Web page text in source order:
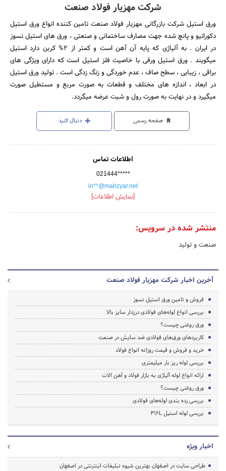
شرکت مهزیار فولاد صنعت
ورق استیل شرکت بازرگانی مهزیار فولاد صنعت تامین کننده انواع ورق استیل
دکوراتیو و پانچ شده جهت مصارف ساختمانی و صنعتی ، ورق های استیل نسوز
در ایران . به آلیاژی که پایه آن آهن است و کمتر از 2% کربن دارد استیل
میگویند . ورق استیل ورقی با خاصیت فلز استیل است که دارای ویژگی های
براقی ، زیبایی ، سطح صاف ، عدم خوردگی و زنگ زدگی است . تولید ورق استیل
در ابعاد ، اندازه های مختلف و قطعات به صورت مربع و مستطیل صورت
میگیرد و در نهایت به صورت رول و شیت عرضه میگردد.
صفحه رسمی دنبال کنید
اطلاعات تماس
021444*****
in**@mahzyar.net
[نمایش اطلاعات]
منتشر شده در سرویس:
صنعت و تولید
آخرین اخبار شرکت مهزیار فولاد صنعت
فروش و تامین ورق استیل نسوز
بررسی انواع لوله‌های فولادی درزدار سایز بالا
ورق روغنی چیست؟
کاربردهای ورق‌های فولادی ضد سایش در صنعت
خرید و فروش و قیمت روزانه انواع فولاد
بررسی لوله ریز بار میلیمتری
ارائه انواع لوله آلیاژی به بازار فولاد و آهن الات
ورق روغنی چیست؟
بررسی رده بندی لوله‌های فولادی
بررسی لوله استیل ‌‎۳۱۶L‌‏
اخبار ویژه
طراحی سایت در اصفهان بهترین شیوه تبلیغات اینترنتی در اصفهان